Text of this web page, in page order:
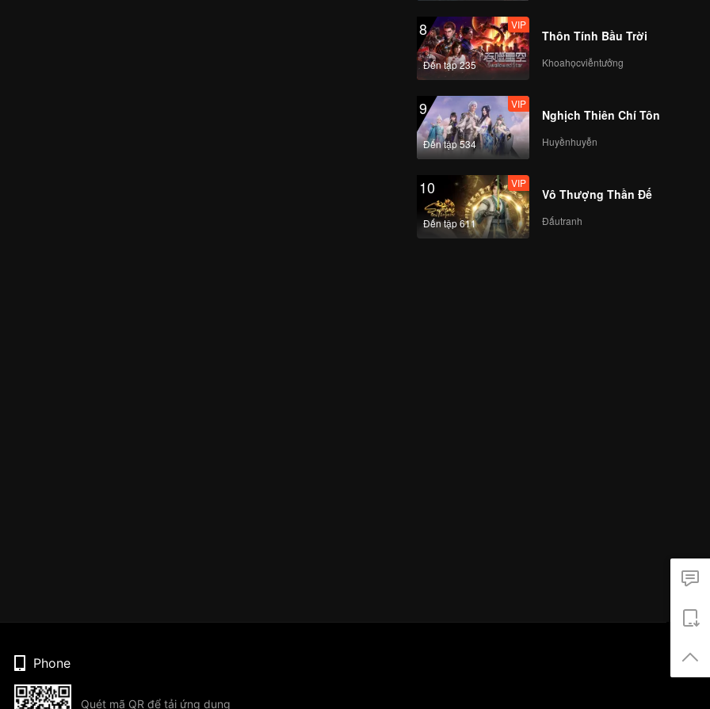
8
Đến tập 235
VIP
Thôn Tính Bầu Trời
Khoahọcviễntưởng
9
Đến tập 534
VIP
Nghịch Thiên Chí Tôn
Huyềnhuyễn
10
Đến tập 611
VIP
Vô Thượng Thần Đế
Đấutranh
Phone
Quét mã QR để tải ứng dụng